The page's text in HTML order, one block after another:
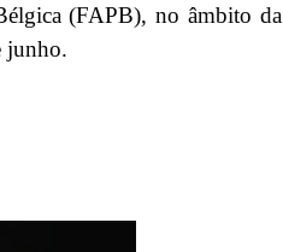
(FAPB), no âmbito da
junho.